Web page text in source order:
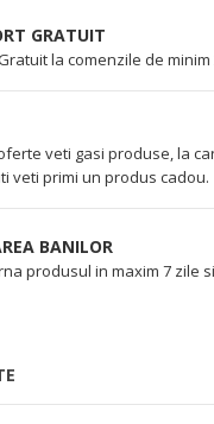
GRATUIT
la comenzile de minim
veti gasi produse, la
veti primi un produs cadou.
BANILOR
produsul in maxim 7 zile